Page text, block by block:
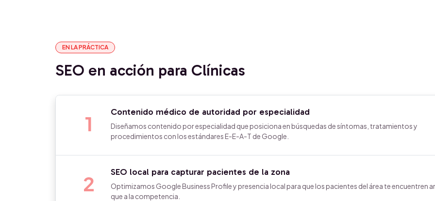
EN LA PRÁCTICA
SEO en acción para Clínicas
1 Contenido médico de autoridad por especialidad
Diseñamos contenido por especialidad que posiciona en búsquedas de síntomas, tratamientos y
procedimientos con los estándares E-E-A-T de Google.
2 SEO local para capturar pacientes de la zona
Optimizamos Google Business Profile y presencia local para que los pacientes del área te encuentren
que a la competencia.